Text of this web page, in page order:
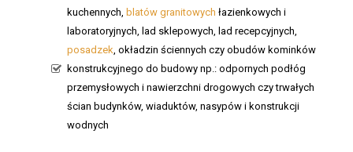
kuchennych, blatów granitowych łazienkowych i
laboratoryjnych, lad sklepowych, lad recepcyjnych,
posadzek , okładzin ściennych czy obudów kominków
konstrukcyjnego do budowy np.: odpornych podłóg
przemysłowych i nawierzchni drogowych czy trwałych
ścian budynków, wiaduktów, nasypów i konstrukcji
wodnych